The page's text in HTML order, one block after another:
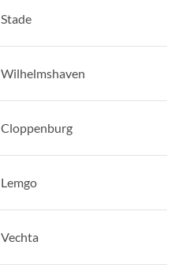
Stade
Wilhelmshaven
Cloppenburg
Lemgo
Vechta